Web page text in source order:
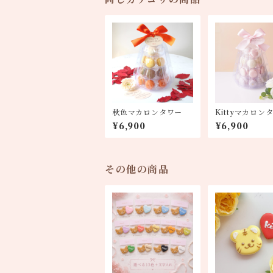
秋色マカロンタワー
¥6,900
Kittyマカロン
¥6,900
その他の商品